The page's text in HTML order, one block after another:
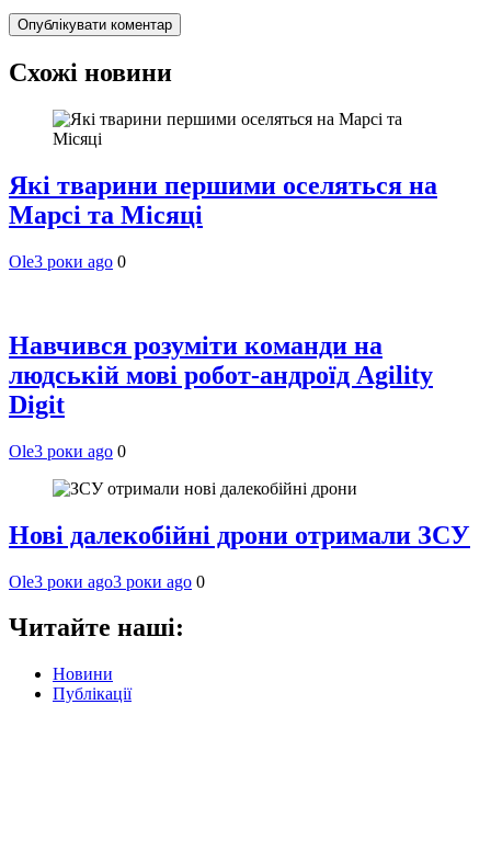
Схожі новини
Які тварини першими оселяться на
Марсі та Місяці
Ole3 роки ago 0
Навчився розуміти команди на
людській мові робот-андроїд Agility
Digit
Ole3 роки ago 0
Нові далекобійні дрони отримали ЗСУ
Ole3 роки ago3 роки ago 0
Читайте наші:
Новини
Публікації